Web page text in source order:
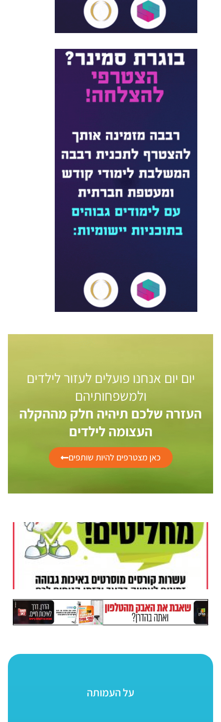
יום יום אנחנו פועלים לעזור לילדים
ולמשפחותיהם
העזרה שלכם תיהיה חלק מההקלה
העצומה לילדים
כאן מצטרפים להיות שותפים
על העמותה